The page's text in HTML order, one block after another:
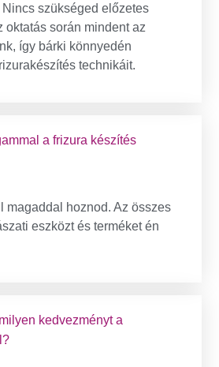
Nincs szükséged előzetes
oktatás során mindent az
így bárki könnyedén
technikáit.
a frizura készítés
magaddal hoznod. Az összes
eszközt és terméket én
kedvezményt a